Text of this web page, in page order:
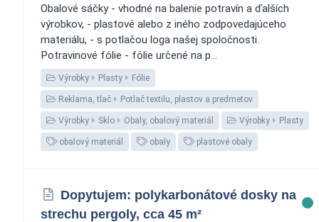
Obalové sáčky - vhodné na balenie potravín a ďalších
výrobkov, - plastové alebo z iného zodpovedajúceho
materiálu, - s potlačou loga našej spoločnosti.
Potravinové fólie - fólie určené na p...
Výrobky Plasty Fólie
Reklama, tlač Potlač textilu, plastov a predmetov
Výrobky Sklo Obaly, obalový materiál Výrobky Plasty
obalový materiál obaly plastové obaly
Dopytujem: polykarbonátové dosky na
strechu pergoly, cca 45 m²